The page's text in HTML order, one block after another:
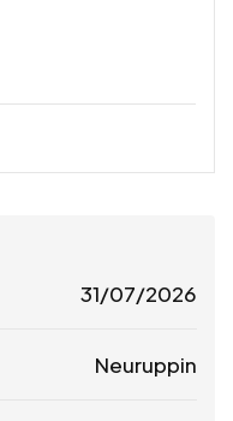
31/07/2026
Neuruppin